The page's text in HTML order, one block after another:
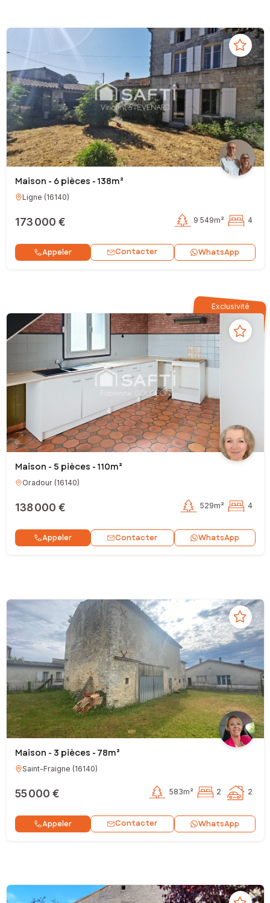
Maison - 6 pièces - 138m²
Ligne (16140)
173 000 € 9 549m² 4
Appeler Contacter WhatsApp
Exclusivité
Maison - 5 pièces - 110m²
Oradour(16140)
138 000 € 529m² 4
Appeler Contacter WhatsApp
Maison - 3 pièces - 78m²
Saint-Fraigne (16140)
55 000 € 583m² 2 2
Appeler Contacter WhatsApp